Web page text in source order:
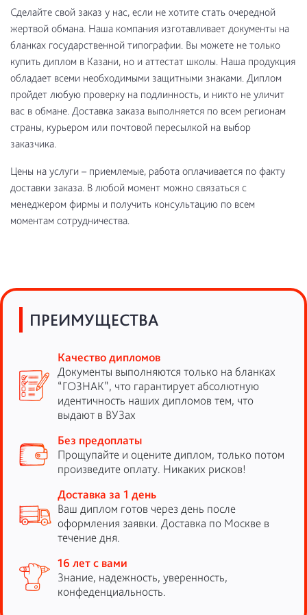
Сделайте свой заказ у нас, если не хотите стать очередной
жертвой обмана. Наша компания изготавливает документы на
бланках государственной типографии. Вы можете не только
купить диплом в Казани, но и аттестат школы. Наша продукция
обладает всеми необходимыми защитными знаками. Диплом
пройдет любую проверку на подлинность, и никто не уличит
вас в обмане. Доставка заказа выполняется по всем регионам
страны, курьером или почтовой пересылкой на выбор
заказчика.
Цены на услуги – приемлемые, работа оплачивается по факту
доставки заказа. В любой момент можно связаться с
менеджером фирмы и получить консультацию по всем
моментам сотрудничества.
ПРЕИМУЩЕСТВА
Качество дипломов
Документы выполняются только на бланках
“ГОЗНАК”, что гарантирует абсолютную
идентичность наших дипломов тем, что
выдают в ВУЗах
Без предоплаты
Прощупайте и оцените диплом, только потом
произведите оплату. Никаких рисков!
Доставка за 1 день
Ваш диплом готов через день после
оформления заявки. Доставка по Москве в
течение дня.
16 лет с вами
Знание, надежность, уверенность,
конфеденциальность.